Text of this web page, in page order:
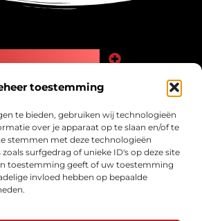
toestemming
te bieden, gebruiken wij technologieën
over je apparaat op te slaan en/of te
stemmen met deze technologieën
surfgedrag of unieke ID's op deze site
toestemming geeft of uw toestemming
invloed hebben op bepaalde